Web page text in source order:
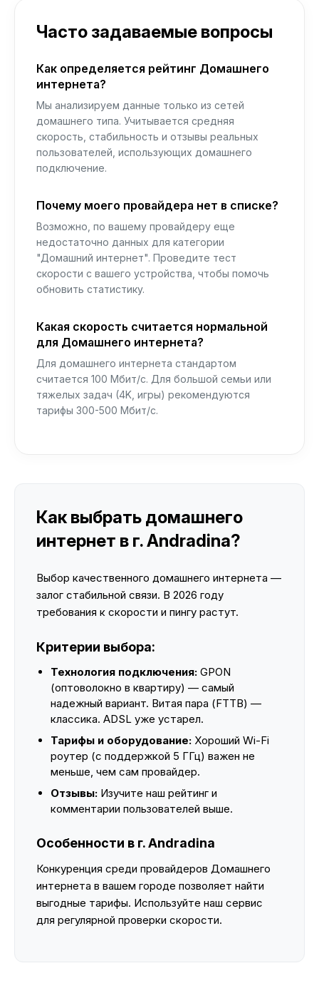
Часто задаваемые вопросы
Как определяется рейтинг Домашнего
интернета?
Мы анализируем данные только из сетей
домашнего типа. Учитывается средняя
скорость, стабильность и отзывы реальных
пользователей, использующих домашнего
подключение.
Почему моего провайдера нет в списке?
Возможно, по вашему провайдеру еще
недостаточно данных для категории
"Домашний интернет". Проведите тест
скорости с вашего устройства, чтобы помочь
обновить статистику.
Какая скорость считается нормальной
для Домашнего интернета?
Для домашнего интернета стандартом
считается 100 Мбит/с. Для большой семьи или
тяжелых задач (4K, игры) рекомендуются
тарифы 300-500 Мбит/с.
Как выбрать домашнего
интернет в г. Andradina?
Выбор качественного домашнего интернета —
залог стабильной связи. В 2026 году
требования к скорости и пингу растут.
Критерии выбора:
Технология подключения: GPON
(оптоволокно в квартиру) — самый
надежный вариант. Витая пара (FTTB) —
классика. ADSL уже устарел.
Тарифы и оборудование: Хороший Wi-Fi
роутер (с поддержкой 5 ГГц) важен не
меньше, чем сам провайдер.
Отзывы: Изучите наш рейтинг и
комментарии пользователей выше.
Особенности в г. Andradina
Конкуренция среди провайдеров Домашнего
интернета в вашем городе позволяет найти
выгодные тарифы. Используйте наш сервис
для регулярной проверки скорости.